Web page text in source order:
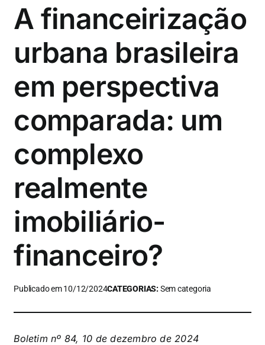
A financeirização
urbana brasileira
em perspectiva
comparada: um
complexo
realmente
imobiliário-
financeiro?
Publicado em 10/12/2024CATEGORIAS:Sem categoria
Boletim nº 84, 10 de dezembro de 2024